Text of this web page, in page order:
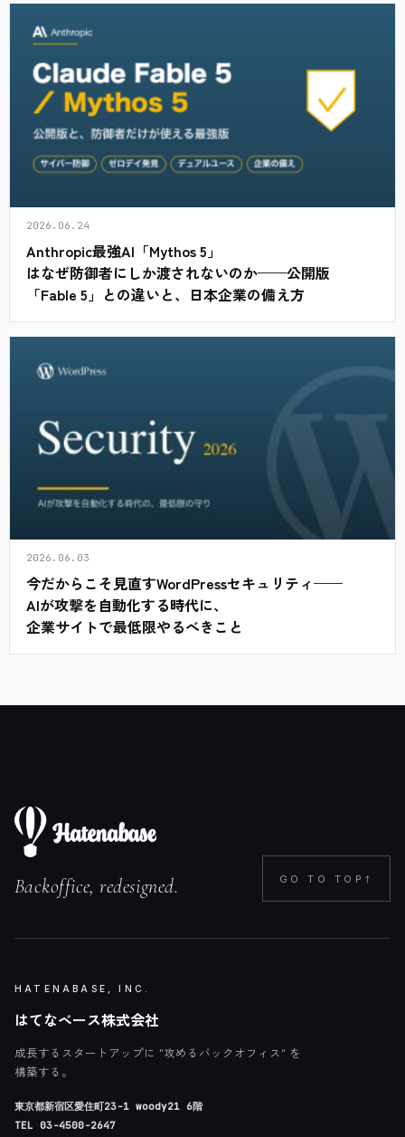
2026.06.24
Anthropic最強AI「Mythos 5」
はなぜ防御者にしか渡されないのか——公開版
「Fable 5」との違いと、日本企業の備え方
2026.06.03
今だからこそ見直すWordPressセキュリティ——
AIが攻撃を自動化する時代に、
企業サイトで最低限やるべきこと
Backoffice, redesigned. GO TO TOP ↑
HATENABASE, INC.
はてなベース株式会社
成長するスタートアップに "攻めるバックオフィス" を
構築する。
東京都新宿区愛住町23-1 woody21 6階
TEL 03-4500-2647